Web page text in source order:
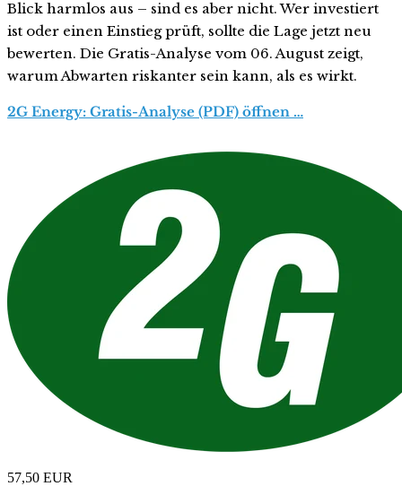
Blick harmlos aus – sind es aber nicht. Wer investiert
ist oder einen Einstieg prüft, sollte die Lage jetzt neu
bewerten. Die Gratis-Analyse vom 06. August zeigt,
warum Abwarten riskanter sein kann, als es wirkt.
2G Energy: Gratis-Analyse (PDF) öffnen …
57,50 EUR